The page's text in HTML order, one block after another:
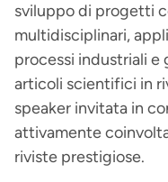
sviluppo di progetti
multidisciplinari,
processi industriali
articoli scientifici in
speaker invitata in
attivamente
riviste prestigiose.